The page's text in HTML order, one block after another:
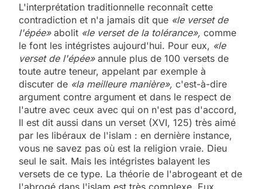
L'interprétation traditionnelle reconnaît cette
contradiction et n'a jamais dit que «le verset de
l'épée»abolit «le verset de la tolérance», comme
le font les intégristes aujourd'hui. Pour eux, «le
verset de l'épée» annule plus de 100 versets de
toute autre teneur, appelant par exemple à
discuter de «la meilleure manière», c'est-à-dire
argument contre argument et dans le respect de
l'autre avec ceux avec qui on n'est pas d'accord,
Il est dit aussi dans un verset (XVI, 125) très aimé
par les libéraux de l'islam : en dernière instance,
vous ne savez pas où est la religion vraie. Dieu
seul le sait. Mais les intégristes balayent les
versets de ce type. La théorie de l'abrogeant et de
l'abrogé dans l'islam est très complexe. Eux